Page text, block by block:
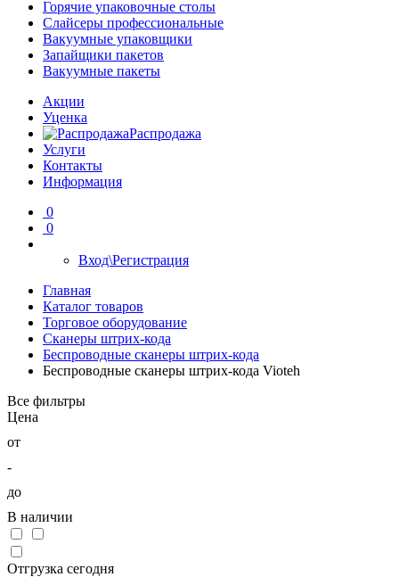
Горячие упаковочные столы
Слайсеры профессиональные
Вакуумные упаковщики
Запайщики пакетов
Вакуумные пакеты
Акции
Уценка
Распродажа
Услуги
Контакты
Информация
0
0
Вход\Регистрация
Главная
Каталог товаров
Торговое оборудование
Сканеры штрих-кода
Беспроводные сканеры штрих-кода
Беспроводные сканеры штрих-кода Vioteh
Все фильтры
Цена
от
-
до
В наличии
Отгрузка сегодня